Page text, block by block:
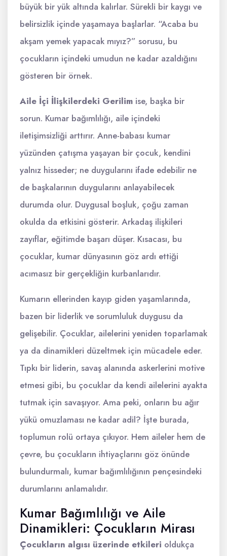
büyük bir yük altında kalırlar. Sürekli bir kaygı ve
belirsizlik içinde yaşamaya başlarlar. “Acaba bu
akşam yemek yapacak mıyız?” sorusu, bu
çocukların içindeki umudun ne kadar azaldığını
gösteren bir örnek.
Aile İçi İlişkilerdeki Gerilim ise, başka bir
sorun. Kumar bağımlılığı, aile içindeki
iletişimsizliği arttırır. Anne-babası kumar
yüzünden çatışma yaşayan bir çocuk, kendini
yalnız hisseder; ne duygularını ifade edebilir ne
de başkalarının duygularını anlayabilecek
durumda olur. Duygusal boşluk, çoğu zaman
okulda da etkisini gösterir. Arkadaş ilişkileri
zayıflar, eğitimde başarı düşer. Kısacası, bu
çocuklar, kumar dünyasının göz ardı ettiği
acımasız bir gerçekliğin kurbanlarıdır.
Kumarın ellerinden kayıp giden yaşamlarında,
bazen bir liderlik ve sorumluluk duygusu da
gelişebilir. Çocuklar, ailelerini yeniden toparlamak
ya da dinamikleri düzeltmek için mücadele eder.
Tıpkı bir liderin, savaş alanında askerlerini motive
etmesi gibi, bu çocuklar da kendi ailelerini ayakta
tutmak için savaşıyor. Ama peki, onların bu ağır
yükü omuzlaması ne kadar adil? İşte burada,
toplumun rolü ortaya çıkıyor. Hem aileler hem de
çevre, bu çocukların ihtiyaçlarını göz önünde
bulundurmalı, kumar bağımlılığının pençesindeki
durumlarını anlamalıdır.
Kumar Bağımlılığı ve Aile
Dinamikleri: Çocukların Mirası
Çocukların algısı üzerinde etkileri oldukça